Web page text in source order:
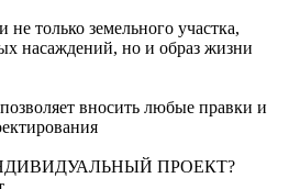
только земельного участка,
насаждений, но и образ жизни
вносить любые правки и
ПРОЕКТ?